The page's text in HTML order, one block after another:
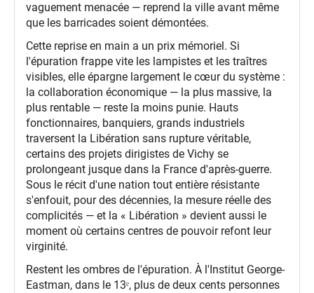
vaguement menacée — reprend la ville avant même
que les barricades soient démontées.
Cette reprise en main a un prix mémoriel. Si
l'épuration frappe vite les lampistes et les traîtres
visibles, elle épargne largement le cœur du système :
la collaboration économique — la plus massive, la
plus rentable — reste la moins punie. Hauts
fonctionnaires, banquiers, grands industriels
traversent la Libération sans rupture véritable,
certains des projets dirigistes de Vichy se
prolongeant jusque dans la France d'après-guerre.
Sous le récit d'une nation tout entière résistante
s'enfouit, pour des décennies, la mesure réelle des
complicités — et la « Libération » devient aussi le
moment où certains centres de pouvoir refont leur
virginité.
Restent les ombres de l'épuration. À l'Institut George-
Eastman, dans le 13ᵉ, plus de deux cents personnes